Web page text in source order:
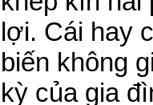
lợi. Cái hay
biến không
kỳ của gia